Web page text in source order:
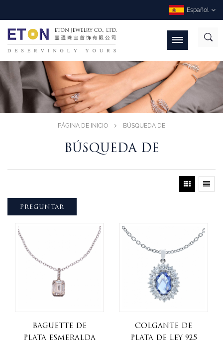
Español
PÁGINA DE INICIO BÚSQUEDA DE
BÚSQUEDA DE
PREGUNTAR
baguette de
plata esmeralda
Colgante de
plata de ley 925